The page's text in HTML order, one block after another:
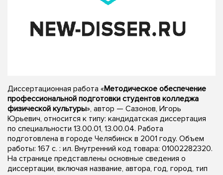
Диссертационная работа «Методическое обеспечение
профессиональной подготовки студентов колледжа
физической культуры», автор — Сазонов, Игорь
Юрьевич, относится к типу: кандидатская диссертация
по специальности 13.00.01, 13.00.04. Работа
подготовлена в городе Челябинск в 2001 году. Объем
работы: 167 с. : ил. Внутренний код товара: 01002282320.
На странице представлены основные сведения о
диссертации, включая название, автора, год, город, тип